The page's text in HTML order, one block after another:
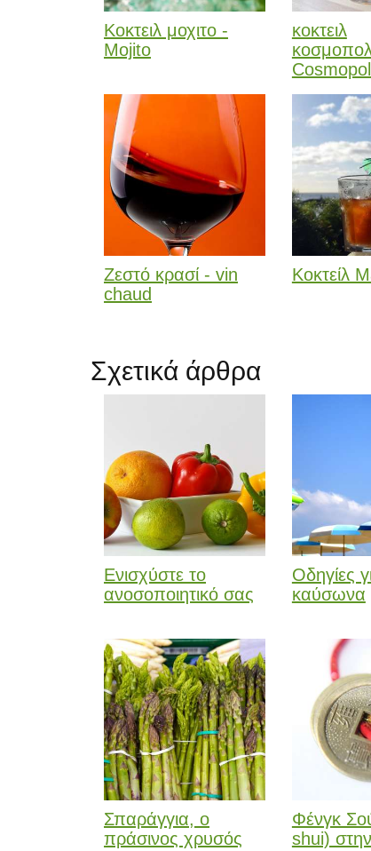
Κοκτειλ μοχιτο -
Mojito
κοκτειλ
Ζεστό κρασί - vin
chaud
Κοκτείλ
Σχετικά άρθρα
Ενισχύστε το
ανοσοποιητικό σας
Οδηγίες
καύσωνα
Σπαράγγια, ο
πράσινος χρυσός
Φένγκ
shui)